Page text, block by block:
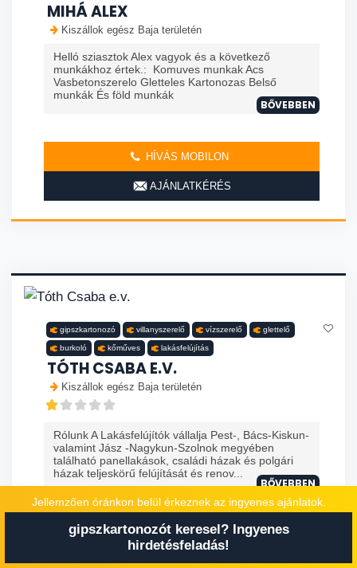
MIHÁ ALEX
Kiszállok egész Baja területén
Helló sziasztok Alex vagyok és a következő
munkákhoz értek.: Komuves munkak Acs
Vasbetonszerelo Gletteles Kartonozas Belső
munkák És föld munkák
BŐVEBBEN
HÍVÁS MOBILON
AJÁNLATKÉRÉS
gipszkartonozó villanyszerelő vízszerelő glettelő
burkoló kőműves lakásfelújítás
TÓTH CSABA E.V.
Kiszállok egész Baja területén
Rólunk A Lakásfelújítók vállalja Pest-, Bács-Kiskun-
valamint Jász -Nagykun-Szolnok megyében
található panellakások, családi házak és polgári
házak teljeskörű felújítását és renov...
BŐVEBBEN
HÍVÁS MOBILON
AJÁNLATKÉRÉS
Jellemzően óránkon belül érkeznek az ingyenes ajánlatok.
gipszkartonozót keresel? Ingyenes
hirdetésfeladás!